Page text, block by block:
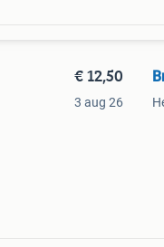
€ 12,50
3 aug 26